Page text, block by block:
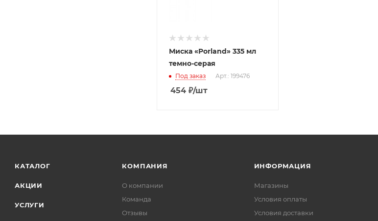
Миска «Porland» 335 мл
темно-серая
Под заказ Арт.: 199476
454 ₽/шт
КАТАЛОГ
АКЦИИ
УСЛУГИ
КОМПАНИЯ
О компании
Команда
Отзывы
ИНФОРМАЦИЯ
Магазины
Условия оплаты
Условия доставки